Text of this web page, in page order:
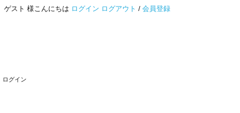
ゲスト 様こんにちは ログイン ログアウト / 会員登録
ログイン